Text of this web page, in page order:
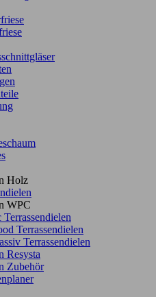
Holz
WPC
Terrassendielen
Terrassendielen
Terrassendielen
Resysta
Zubehör